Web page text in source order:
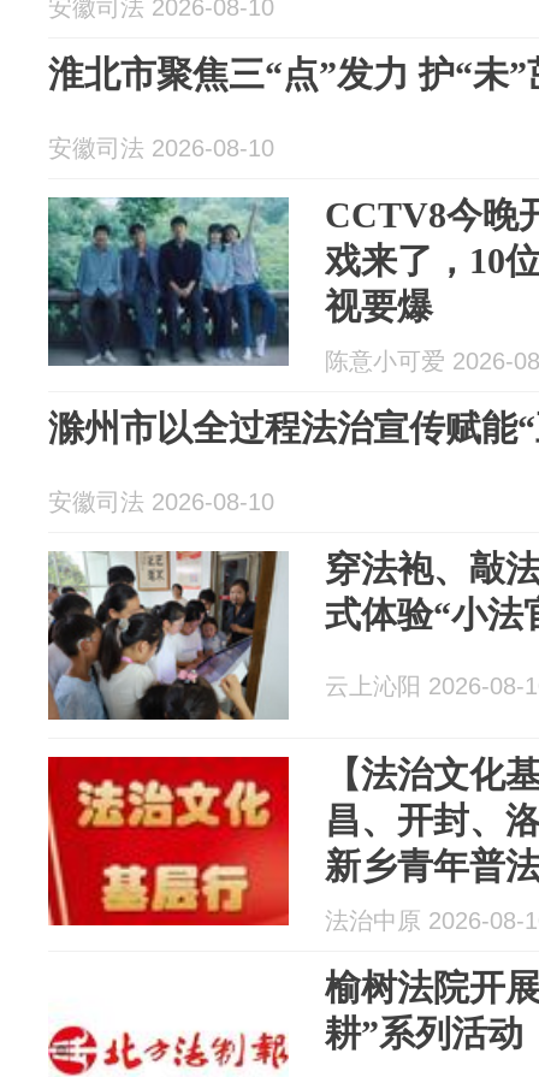
安徽司法 2026-08-10
淮北市聚焦三“点”发力 护“未
安徽司法 2026-08-10
CCTV8今晚
戏来了，10
视要爆
陈意小可爱 2026-
滁州市以全过程法治宣传赋能
安徽司法 2026-08-10
穿法袍、敲
式体验“小法
云上沁阳 2026-08-
【法治文化
昌、开封、
新乡青年普
普法活动
法治中原 2026-08-
榆树法院开
耕”系列活动